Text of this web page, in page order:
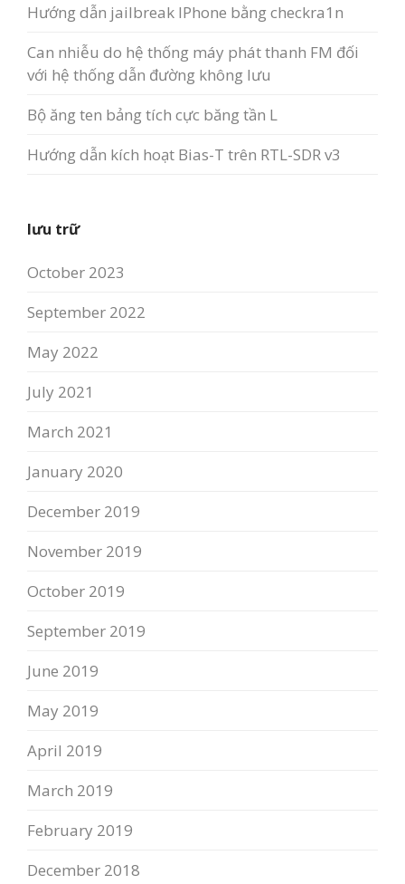
Hướng dẫn jailbreak IPhone bằng checkra1n
Can nhiễu do hệ thống máy phát thanh FM đối
với hệ thống dẫn đường không lưu
Bộ ăng ten bảng tích cực băng tần L
Hướng dẫn kích hoạt Bias-T trên RTL-SDR v3
lưu trữ
October 2023
September 2022
May 2022
July 2021
March 2021
January 2020
December 2019
November 2019
October 2019
September 2019
June 2019
May 2019
April 2019
March 2019
February 2019
December 2018